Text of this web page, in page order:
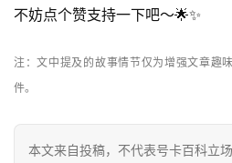
推
号
证
不妨点个赞支持一下吧～🌟✨
注：文中提及的故事情节仅为增强文章趣
件。
本文来自投稿，不代表号卡百科立